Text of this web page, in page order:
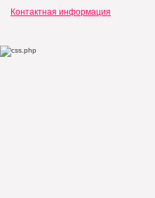
Контактная информация